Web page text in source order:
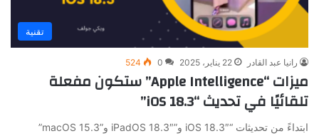
تقنية
رانيا عبد القادر 22 يناير، 2025 0
524
ميزات “Apple Intelligence” ستكون مفعلة
تلقائيًا في تحديث “iOS 18.3”
ابتداءً من تحديثات “iOS 18.3″ و”iPadOS 18.3″ و”macOS 15.3”